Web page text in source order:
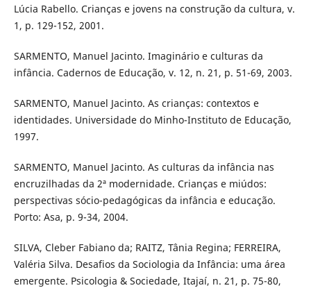
Lúcia Rabello. Crianças e jovens na construção da cultura, v.
1, p. 129-152, 2001.
SARMENTO, Manuel Jacinto. Imaginário e culturas da
infância. Cadernos de Educação, v. 12, n. 21, p. 51-69, 2003.
SARMENTO, Manuel Jacinto. As crianças: contextos e
identidades. Universidade do Minho-Instituto de Educação,
1997.
SARMENTO, Manuel Jacinto. As culturas da infância nas
encruzilhadas da 2ª modernidade. Crianças e miúdos:
perspectivas sócio-pedagógicas da infância e educação.
Porto: Asa, p. 9-34, 2004.
SILVA, Cleber Fabiano da; RAITZ, Tânia Regina; FERREIRA,
Valéria Silva. Desafios da Sociologia da Infância: uma área
emergente. Psicologia & Sociedade, Itajaí, n. 21, p. 75-80,